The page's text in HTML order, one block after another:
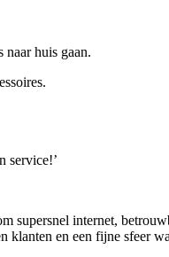
huis gaan.
service!’
supersnel internet,
klanten en een fijne sfeer